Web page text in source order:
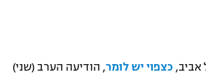
אביב, כצפוי יש לומר, הודיעה הערב (שני)